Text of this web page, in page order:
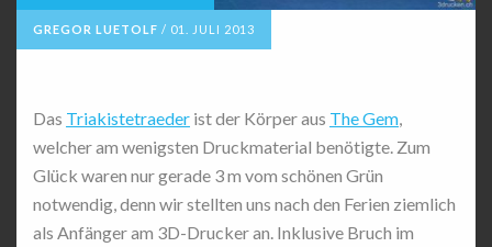
GREGOR LUETOLF / 01. JULI 2013
Das Triakistetraeder ist der Körper aus The Gem
welcher am wenigsten Druckmaterial benötigte. Zum
Glück waren nur gerade 3 m vom schönen Grün
notwendig, denn wir stellten uns nach den Ferien ziemlich
als Anfänger am 3D-Drucker an. Inklusive Bruch im